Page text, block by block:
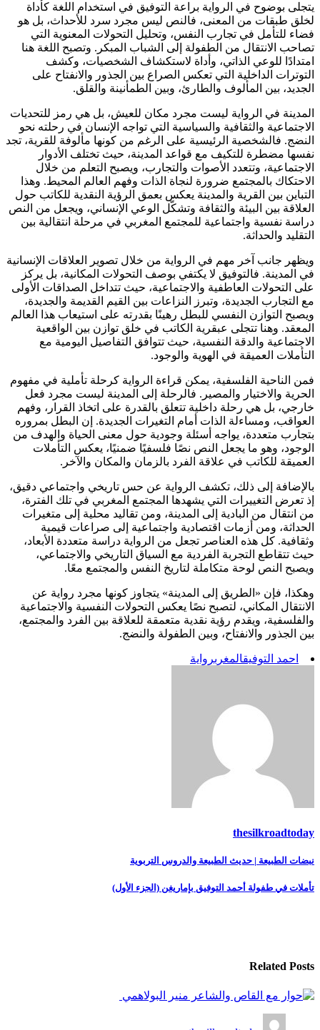
يتجلى بوضوح في الرواية براعة التوفيق في استخدام اللغة كأداة
لخلق طبقات من المعنى، فالنص ليس مجرد سرد للأحداث، بل هو
فضاء للتأمل في تجارب النفس، وتحليل التحولات المعنوية التي
تصاحب الانتقال من الطفولة إلى الشباب المبكر. وتصبح اللغة هنا
امتدادًا للوعي الذاتي، وأداة لاستكشاف الشخصيات، وكشف
التوترات الداخلية التي تعكس الصراع بين الجذور والانفتاح على
الجديد، بين المألوف والطارئ، وبين الطمأنينة والقلق.
المدينة في الرواية ليست مجرد مكان للعيش، بل هي رمز للتحديات
الاجتماعية والثقافية والسياسية التي تواجه الإنسان في رحلته نحو
النضج. فالشخصية الرئيسية على الرغم من كونها مألوفة للقرية، تجد
نفسها مضطرة للتكيف مع قواعد المدينة، حيث تختلف الأدوار
الاجتماعية، وتتعدد الأصوات والتجارب، ويصبح التعلم من خلال
الاحتكاك بالمجتمع ضرورة لنجاة الذات وفهم العالم المحيط. وهذا
التباين بين القرية والمدينة يعكس بعمق الرؤية النقدية للكاتب حول
العلاقة بين البيئة والثقافة وتشكّل الوعي الإنساني، ويجعل من النص
دراسة نفسية واجتماعية للمجتمع المغربي في مرحلة انتقالية بين
التقليد والحداثة.
ويظهر جانب آخر مهم في الرواية من خلال تصوير العلاقات الإنسانية
في المدينة. فالتوفيق لا يكتفي بوصف التحولات المكانية، بل يركز
على التحولات العاطفية والاجتماعية، حيث تتداخل الصداقات الأولى
مع التجارب الجديدة، وتبرز النزاعات بين القيم القديمة والجديدة،
ويصبح التوازن النفسي للبطل رهينًا بقدرته على استيعاب هذا العالم
المعقد. وهنا تتجلى عبقرية الكاتب في خلق توازن بين الواقعية
الاجتماعية والدقة النفسية، حيث تتوافق التفاصيل اليومية مع
التأملات العميقة في الهوية والوجود.
فمن الناحية الفلسفية، يمكن قراءة الرواية كرحلة تأملية في مفهوم
الحرية والاختيار والمصير. فالرحلة إلى المدينة ليست مجرد فعل
خارجي، بل هي رحلة داخلية تتعلق بالقدرة على اتخاذ القرار، وفهم
العواقب، ومساءلة الذات أمام التغيرات الجديدة. إن البطل بمروره
بتجارب متعددة، يواجه أسئلة وجودية حول معنى الحياة والهدف من
الوجود، وهو ما يجعل النص نصًا فلسفيًا ضمنيًا، يعكس التأملات
العميقة للكاتب في علاقة الفرد بالزمان والمكان والآخر.
بالإضافة إلى ذلك، تكشف الرواية عن حس تاريخي واجتماعي دقيق،
إذ تعرض التغييرات التي يشهدها المجتمع المغربي في تلك الفترة،
من انتقال من البادية إلى المدينة، ومن تقاليد محلية إلى متغيرات
الحداثة، ومن أزمات اقتصادية واجتماعية إلى صراعات قيمية
وثقافية. كل هذه العناصر تجعل من الرواية دراسة متعددة الأبعاد،
حيث تتقاطع التجربة الفردية مع السياق التاريخي والاجتماعي،
ويصبح النص لوحة متكاملة لتاريخ النفس والمجتمع معًا.
وهكذا، فإن «الطريق إلى المدينة» يتجاوز كونها مجرد رواية عن
الانتقال المكاني، لتصبح نصًا يعكس التحولات النفسية والاجتماعية
والفلسفية، ويقدم رؤية نقدية متعمقة للعلاقة بين الفرد والمجتمع،
بين الجذور والانفتاح، وبين الطفولة والنضج.
احمد التوفيقالمغربرواية
thesilkroadtoday
تصفّح
المقالات
نبضات الطبيعة | حديث الطبيعة والدروس التربوية
تأملات في طفولة أحمد التوفيق بإماريغن (الجزء الأول)
Related Posts